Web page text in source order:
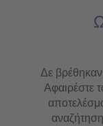
Δε βρέθηκαν
Αφαιρέστε